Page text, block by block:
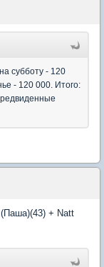
субботу - 120
- 120 000. Итого:
+ Natt